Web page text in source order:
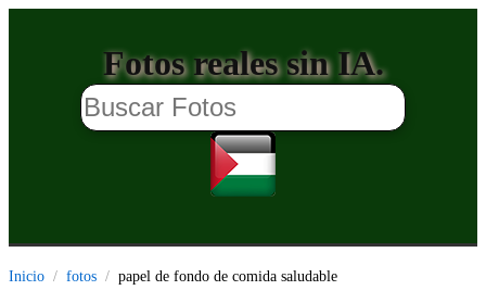
Fotos reales sin IA.
Inicio fotos papel de fondo de comida saludable